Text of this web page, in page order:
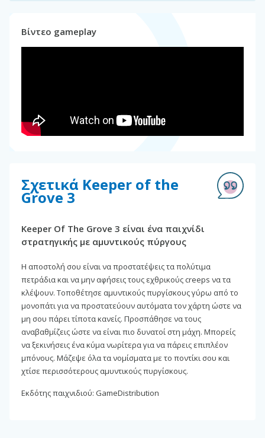
Βίντεο gameplay
Σχετικά Keeper of the
Grove 3
Keeper Of The Grove 3 είναι ένα παιχνίδι
στρατηγικής με αμυντικούς πύργους
Η αποστολή σου είναι να προστατέψεις τα πολύτιμα
πετράδια και να μην αφήσεις τους εχθρικούς creeps να τα
κλέψουν. Τοποθέτησε αμυντικούς πυργίσκους γύρω από το
μονοπάτι για να προστατεύουν αυτόματα τον χάρτη ώστε να
μη σου πάρει τίποτα κανείς. Προσπάθησε να τους
αναβαθμίζεις ώστε να είναι πιο δυνατοί στη μάχη. Μπορείς
να ξεκινήσεις ένα κύμα νωρίτερα για να πάρεις επιπλέον
μπόνους. Μάζεψε όλα τα νομίσματα με το ποντίκι σου και
χτίσε περισσότερους αμυντικούς πυργίσκους.
Εκδότης παιχνιδιού: GameDistribution